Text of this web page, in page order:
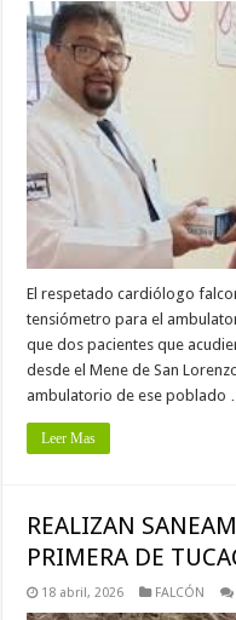
El respetado cardiólogo
tensiómetro para el
que dos pacientes que
desde el Mene de San
ambulatorio de ese poblado …
Leer Mas
REALIZAN
PRIMERA DE
18 abril, 2026 FALCÓN